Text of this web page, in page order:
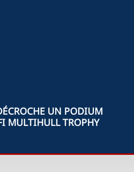
UN PODIUM
MULTIHULL TROPHY